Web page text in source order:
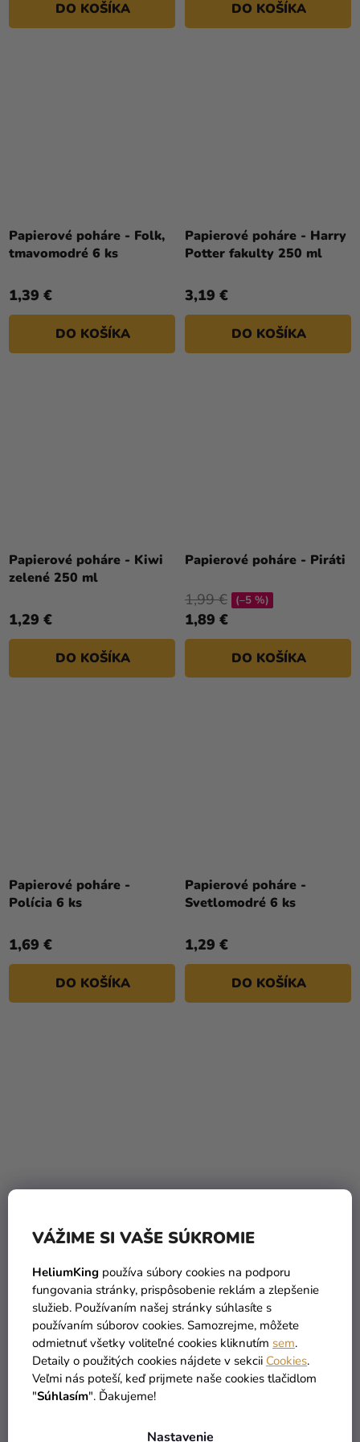
VÁŽIME SI VAŠE SÚKROMIE
HeliumKing používa súbory cookies na podporu
fungovania stránky, prispôsobenie reklám a zlepšenie
služieb. Používaním našej stránky súhlasíte s
používaním súborov cookies. Samozrejme, môžete
odmietnuť všetky voliteľné cookies kliknutím sem.
Detaily o použitých cookies nájdete v sekcii Cookies.
Veľmi nás poteší, keď prijmete naše cookies tlačidlom
"Súhlasím". Ďakujeme!
Nastavenie
DO KOŠÍKA DO KOŠÍKA
Papierové poháre - Folk,
tmavomodré 6 ks
1,39 €
DO KOŠÍKA
Papierové poháre - Harry
Potter fakulty 250 ml
3,19 €
DO KOŠÍKA
Papierové poháre - Kiwi
zelené 250 ml
1,29 €
DO KOŠÍKA
Papierové poháre - Piráti
1,89 €
1,99 € (–5 %)
DO KOŠÍKA
Papierové poháre -
Polícia 6 ks
1,69 €
DO KOŠÍKA
Papierové poháre -
Svetlomodré 6 ks
1,29 €
DO KOŠÍKA
bodkované 6 ks
1,49 €
DO KOŠÍKA
Balloons 4 ks
1,49 €
2,09 €
DO KOŠÍKA